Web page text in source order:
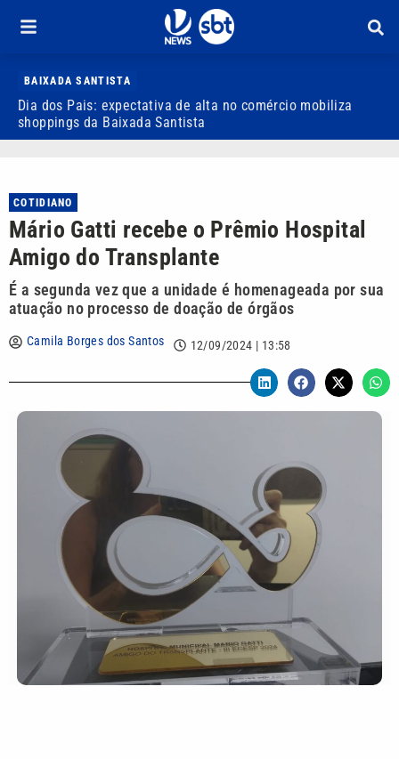
BAIXADA SANTISTA
Dia dos Pais: expectativa de alta no comércio mobiliza
shoppings da Baixada Santista
COTIDIANO
Mário Gatti recebe o Prêmio Hospital
Amigo do Transplante
É a segunda vez que a unidade é homenageada por sua
atuação no processo de doação de órgãos
Camila Borges dos Santos 12/09/2024 | 13:58